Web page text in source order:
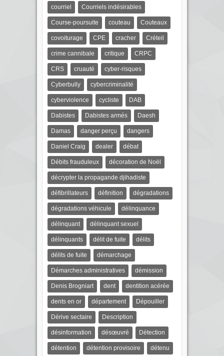
courriel Courriels indésirables
Course-poursuite couteau Couteaux
covoiturage CPE cracher Créteil
crime cannibale critique CRPC
CRS cruauté cyber-risques
Cyberbully cybercriminalité
cyberviolence cycliste DAB
Dabistes Dabistes armés Daesh
Damas danger perçu dangers
Daniel Craig dealer débat
Débits frauduleux décoration de Noël
décrypter la propagande djihadiste
défibrillateurs définition dégradations
dégradations véhicule délinquance
délinquant délinquant sexuel
délinquants délit de fuite délits
délits de fuite démarchage
Démarches administratives démission
Denis Brogniart dent dentition acérée
dents en or département Dépouiller
Dérive sectaire Description
désinformation désœuvré Détection
détention détention provisoire détenu